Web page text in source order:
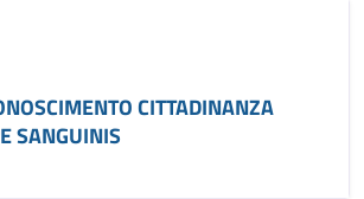
CITTADINANZA
SANGUINIS